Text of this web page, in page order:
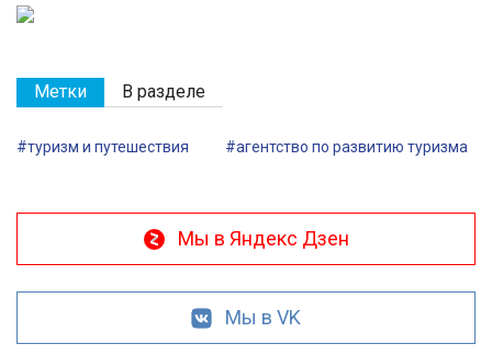
Метки В разделе
#туризм и путешествия #агентство по развитию туризма
Мы в Яндекс Дзен
Мы в VK